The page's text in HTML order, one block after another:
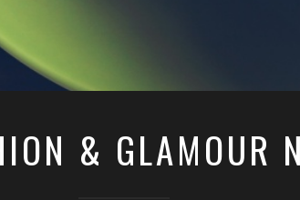
& GLAMOUR